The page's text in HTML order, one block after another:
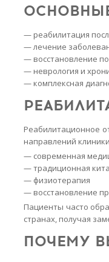
— реабилитация
— лечение
— восстановление
— неврология и
— комплексная
Реабилитационное
направлений
— современная
— традиционная
— физиотерапия
— восстановление
Пациенты часто
странах, получая
ПОЧЕМУ